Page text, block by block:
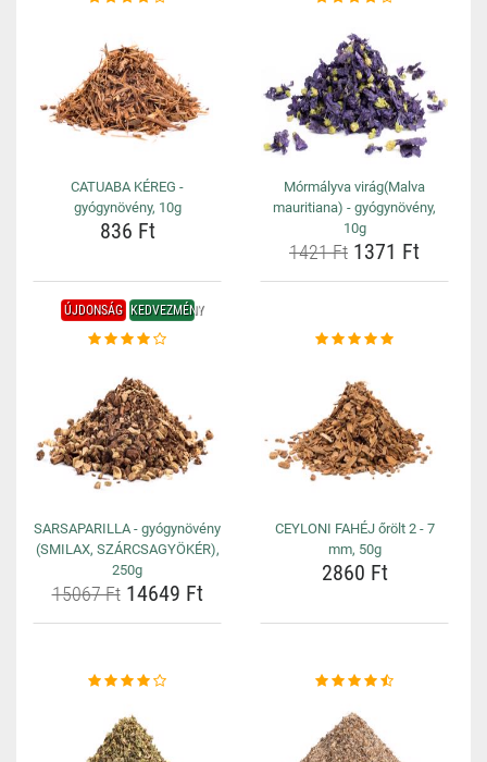
CATUABA KÉREG -
gyógynövény, 10g
836 Ft
Mórmályva virág(Malva
mauritiana) - gyógynövény,
10g
1421 Ft 1371 Ft
ÚJDONSÁG KEDVEZMÉNY
SARSAPARILLA - gyógynövény
(SMILAX, SZÁRCSAGYÖKÉR),
250g
15067 Ft14649 Ft
CEYLONI FAHÉJ őrölt 2 - 7
mm, 50g
2860 Ft